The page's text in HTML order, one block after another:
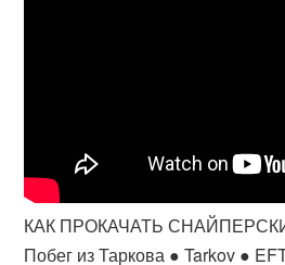
КАК ПРОКАЧАТЬ
Побег из Таркова ● Tarkov ●